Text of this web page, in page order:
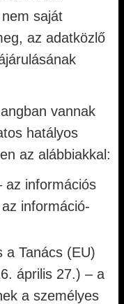
saját
az adatközlő
vannak
hatályos
az alábbiakkal:
az információs
információ-
a Tanács (EU)
április 27.) – a
a személyes